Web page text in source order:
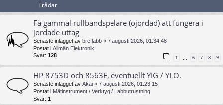
Trådar
Få gammal rullbandspelare (ojordad) att fungera i
jordade uttag
Senaste inlägget av breflabb « 7 augusti 2026, 01:34:48
Postat i Allmän Elektronik
Svar: 128 1 … 6 7 8 9
HP 8753D och 8563E, eventuellt YIG / YLO.
Senaste inlägget av Akai « 7 augusti 2026, 01:23:15
Postat i Mätinstrument / Verktyg / Labbutrustning
Svar: 1